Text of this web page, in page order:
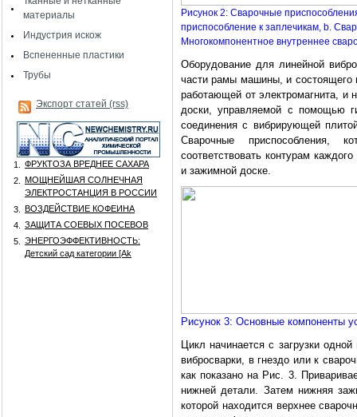
материалы
Индустрия искож
Вспененные пластики
Трубы
Экспорт статей (rss)
1.
ФРУКТОЗА ВРЕДНЕЕ САХАРА
2.
МОЩНЕЙШАЯ СОЛНЕЧНАЯ
ЭЛЕКТРОСТАНЦИЯ В РОССИИ
3.
ВОЗДЕЙСТВИЕ КОФЕИНА
4.
ЗАЩИТА СОЕВЫХ ПОСЕВОВ
5.
ЭНЕРГОЭФФЕКТИВНОСТЬ:
Детский сад категории [Аk
Рисунок 2: Сварочные
приспособление к заплечикам, b.
Многокомпонентное внутреннее
Оборудование для линейной
части рамы машины, и состоящего
работающей от электромагнита,
доски, управляемой с помощью
соединения с вибрирующей
Сварочные приспособления,
соответствовать контурам
и зажимной доске.
Рисунок 3: Основные компоненты
Цикл начинается с загрузки
вибросварки, в гнездо или к
как показано на Рис. 3.
нижней детали. Затем нижняя
которой находится верхнее